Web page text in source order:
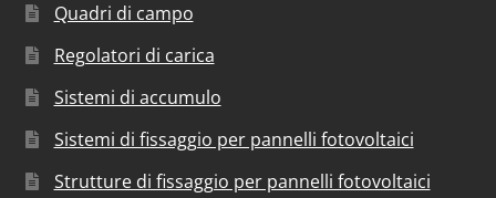
Quadri di campo
Regolatori di carica
Sistemi di accumulo
Sistemi di fissaggio per pannelli fotovoltaici
Strutture di fissaggio per pannelli fotovoltaici